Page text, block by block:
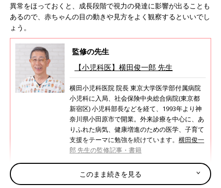
異常をほっておくと、成長段階で視力の発達に影響が出ることも
あるので、赤ちゃんの目の動きや見方をよく観察するといいでし
ょう。
監修の先生
【小児科医】横田俊一郎 先生
横田小児科医院 院長 東京大学医学部付属病院
小児科に入局、社会保険中央総合病院(東京都
新宿区) 小児科部長などを経て、1993年より神
奈川県小田原市で開業。外来診療を中心に、あ
りふれた病気、健康増進のための医学、子育て
支援をテーマに勉強を続けています。 横田俊一
郎 先生の監修記事・書籍
このまま続きを見る